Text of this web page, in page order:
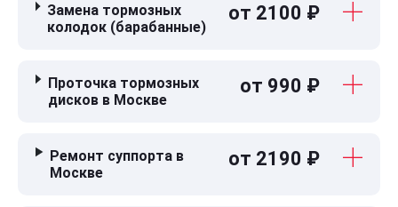
Замена тормозных
колодок (барабанные)
от 2100 ₽
Проточка тормозных
дисков в Москве
от 990 ₽
Ремонт суппорта в
Москве
от 2190 ₽